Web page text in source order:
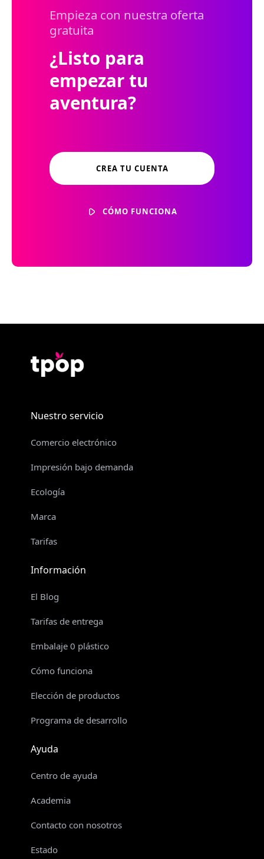
Empieza con nuestra oferta
gratuita
¿Listo para
empezar tu
aventura?
CREA TU CUENTA
CÓMO FUNCIONA
Nuestro servicio
Comercio electrónico
Impresión bajo demanda
Ecología
Marca
Tarifas
Información
El Blog
Tarifas de entrega
Embalaje 0 plástico
Cómo funciona
Elección de productos
Programa de desarrollo
Ayuda
Centro de ayuda
Academia
Contacto con nosotros
Estado